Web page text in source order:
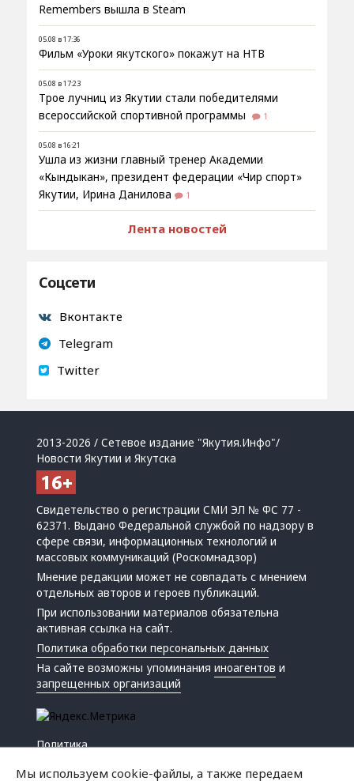
Remembers вышла в Steam
05.08 в 17:36
Фильм «Уроки якутского» покажут на НТВ
05.08 в 17:23
Трое лучниц из Якутии стали победителями
всероссийской спортивной программы
1
05.08 в 16:21
Ушла из жизни главный тренер Академии
«Кындыкан», президент федерации «Чир спорт»
Якутии, Ирина Данилова
1
Лента новостей
Соцсети
Вконтакте
Telegram
Twitter
2013-2026 / Сетевое издание "Якутия.Инфо"/
Новости Якутии и Якутска
Свидетельство о регистрации СМИ ЭЛ № ФС 77 -
62371. Выдано Федеральной службой по надзору в
сфере связи, информационных технологий и
массовых коммуникаций (Роскомнадзор)
Мнение редакции может не совпадать с мнением
отдельных авторов и героев публикаций.
При использовании материалов обязательна
активная ссылка на сайт.
Политика обработки персональных данных
На сайте возможны упоминанияиноагентов и
запрещенных организаций
Политика
Мы используем cookie-файлы, а также передаем